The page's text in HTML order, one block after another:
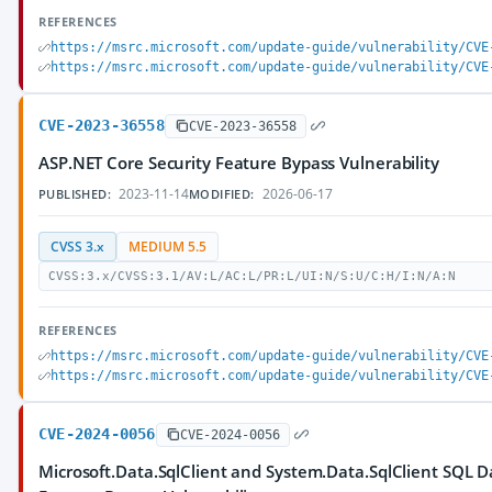
REFERENCES
https://msrc.microsoft.com/update-guide/vulnerability/CVE-
https://msrc.microsoft.com/update-guide/vulnerability/CVE-
CVE-2023-36558 CVE-2023-36558
ASP.NET Core Security Feature Bypass Vulnerability
PUBLISHED: 2023-11-14MODIFIED: 2026-06-17
CVSS 3.x MEDIUM 5.5
CVSS:3.x/CVSS:3.1/AV:L/AC:L/PR:L/UI:N/S:U/C:H/I:N/A:N
REFERENCES
https://msrc.microsoft.com/update-guide/vulnerability/CVE-
https://msrc.microsoft.com/update-guide/vulnerability/CVE-
CVE-2024-0056 CVE-2024-0056
Microsoft.Data.SqlClient and System.Data.SqlClient SQL